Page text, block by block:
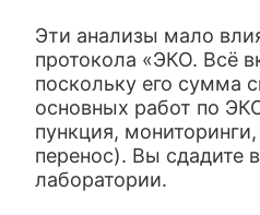
Эти анализы мало
протокола «ЭКО. Всё
поскольку его сумма
основных работ по
пункция,
перенос). Вы сдадите
лаборатории.